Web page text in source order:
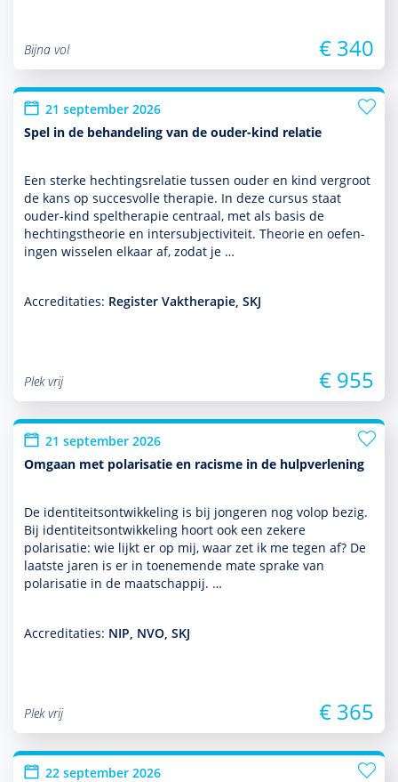
Bijna vol € 340
21 september 2026
Spel in de behandeling van de ouder-kind relatie
Een sterke hechtingsrelatie tussen ouder en kind vergroot
de kans op succesvolle thera­pie. In deze cursus staat
ouder-kind spelthera­pie centraal, met als basis de
hechtingstheorie en intersubjectiviteit. Theorie en oefen­
ingen wisselen elkaar af, zodat je …
Accreditaties: Register Vaktherapie, SKJ
Plek vrij € 955
21 september 2026
Omgaan met polarisatie en racisme in de hulpverlening
De identiteitsont­wikke­ling is bij jongeren nog volop bezig.
Bij identiteitsont­wikke­ling hoort ook een zekere
polarisatie: wie lijkt er op mij, waar zet ik me tegen af? De
laatste jaren is er in toenemende mate sprake van
polarisatie in de maatschappij. …
Accreditaties: NIP, NVO, SKJ
Plek vrij € 365
22 september 2026